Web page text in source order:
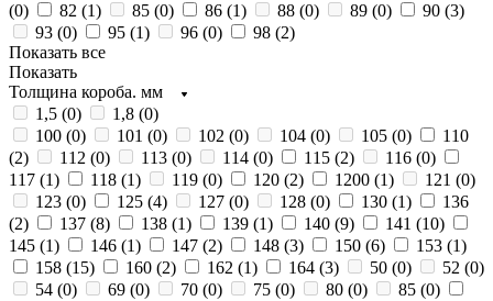
(0) 82 (1) 85 (0) 86 (1) 88 (0) 89 (0) 90 (3)
93 (0) 95 (1) 96 (0) 98 (2)
Показать все
Показать
Толщина короба. мм
1,5 (0) 1,8 (0)
100 (0) 101 (0) 102 (0) 104 (0) 105 (0)
110
(2) 112 (0) 113 (0) 114 (0) 115 (2) 116 (0)
117 (1) 118 (1) 119 (0) 120 (2) 1200 (1) 121 (0)
123 (0) 125 (4) 127 (0) 128 (0) 130 (1)
136
(2) 137 (8) 138 (1) 139 (1) 140 (9) 141 (10)
145 (1) 146 (1) 147 (2) 148 (3) 150 (6) 153 (1)
158 (15) 160 (2) 162 (1) 164 (3) 50 (0) 52 (0)
54 (0) 69 (0) 70 (0) 75 (0) 80 (0) 85 (0)